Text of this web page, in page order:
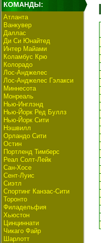
КОМАНДЫ:
Атланта
Ванкувер
Даллас
Ди Си Юнайтед
Интер Майами
Коламбус Крю
Колорадо
Лос-Анджелес
Лос-Анджелес Гэлакси
Миннесота
Монреаль
Нью-Инглэнд
Нью-Йорк Ред Буллз
Нью-Йорк Сити
Нэшвилл
Орландо Сити
Остин
Портленд Тимберс
Реал Солт-Лейк
Сан-Хосе
Сент-Луис
Сиэтл
Спортинг Канзас-Сити
Торонто
Филадельфия
Хьюстон
Цинциннати
Чикаго Файр
Шарлотт